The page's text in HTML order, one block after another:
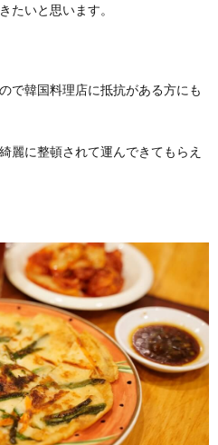
たいと思います。
ので韓国料理店に抵抗がある方にも
麗に整頓されて運んできてもらえ